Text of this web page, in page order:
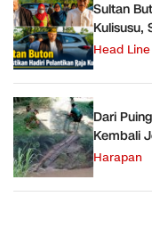
Sultan
Kulisusu,
Head Line
Dari
Kembali
Harapan